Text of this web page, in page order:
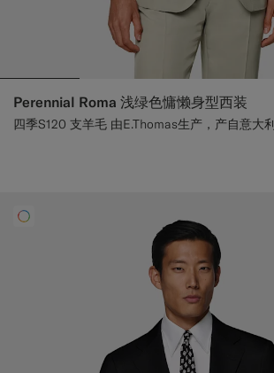
Perennial Roma 浅绿色慵懒身型西装
四季S120 支羊毛 由E.Thomas生产，产自意大利